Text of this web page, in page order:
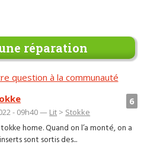
réparation
question à la communauté
6
- 09h40 — Lit > Stokke
home. Quand on l’a monté, on a
sont sortis des...